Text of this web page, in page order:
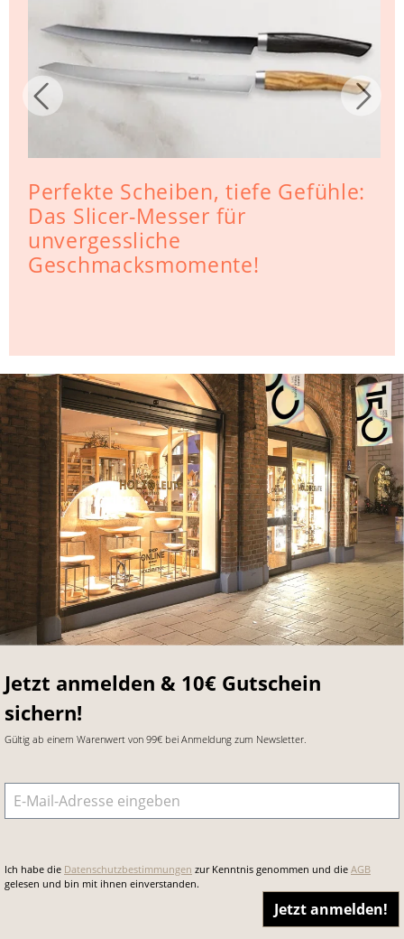
Perfekte Scheiben, tiefe Gefühle:
Das Slicer-Messer für
unvergessliche
Geschmacksmomente!
Jetzt anmelden & 10€ Gutschein
sichern!
Gültig ab einem Warenwert von 99€ bei Anmeldung zum Newsletter.
E-Mail-Adresse
Ich habe die Datenschutzbestimmungen zur Kenntnis genommen und die AGB
gelesen und bin mit ihnen einverstanden.
Jetzt anmelden!